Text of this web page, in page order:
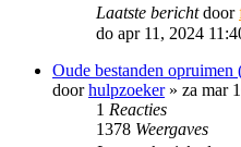
Laatste berichtdoor
do apr 11, 2024
Oude bestanden
doorhulpzoeker» za mar
1 Reacties
1378 Weergaves